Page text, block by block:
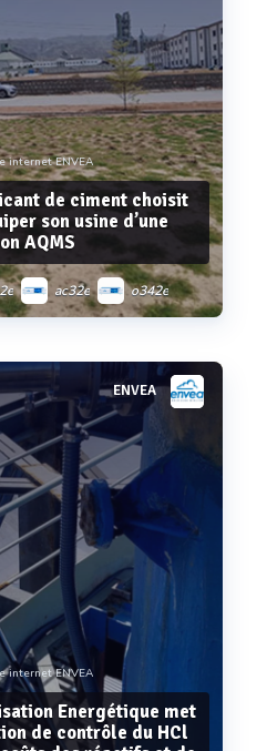
internet ENVEA
de ciment choisit
son usine d’une
AQMS
ac32e o342e
plus ENVEA
internet ENVEA
Energétique met
de contrôle du HCl